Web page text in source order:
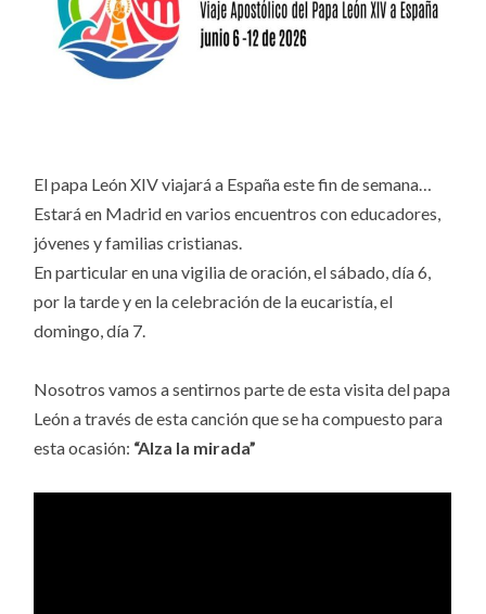
El papa León XIV viajará a España este fin de semana…
Estará en Madrid en varios encuentros con educadores,
jóvenes y familias cristianas.
En particular en una vigilia de oración, el sábado, día 6,
por la tarde y en la celebración de la eucaristía, el
domingo, día 7.
Nosotros vamos a sentirnos parte de esta visita del papa
León a través de esta canción que se ha compuesto para
esta ocasión: “Alza la mirada”